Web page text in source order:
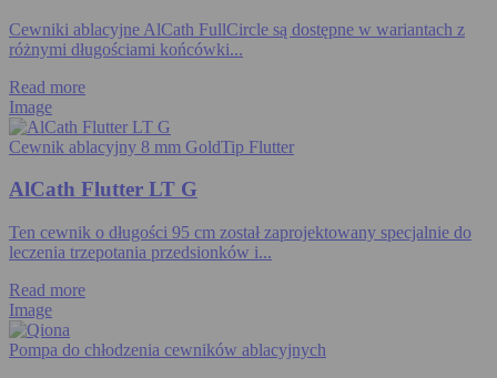
Cewniki ablacyjne AlCath FullCircle są dostępne w wariantach z
różnymi długościami końcówki...
Read more
Image
Cewnik ablacyjny 8 mm GoldTip Flutter
AlCath Flutter LT G
Ten cewnik o długości 95 cm został zaprojektowany specjalnie do
leczenia trzepotania przedsionków i...
Read more
Image
Pompa do chłodzenia cewników ablacyjnych